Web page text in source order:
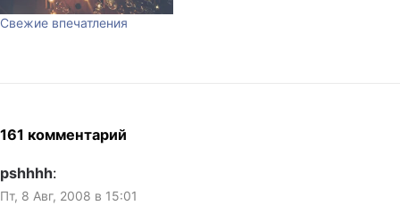
Свежие впечатления
161 комментарий
pshhhh:
Пт, 8 Авг, 2008 в 15:01